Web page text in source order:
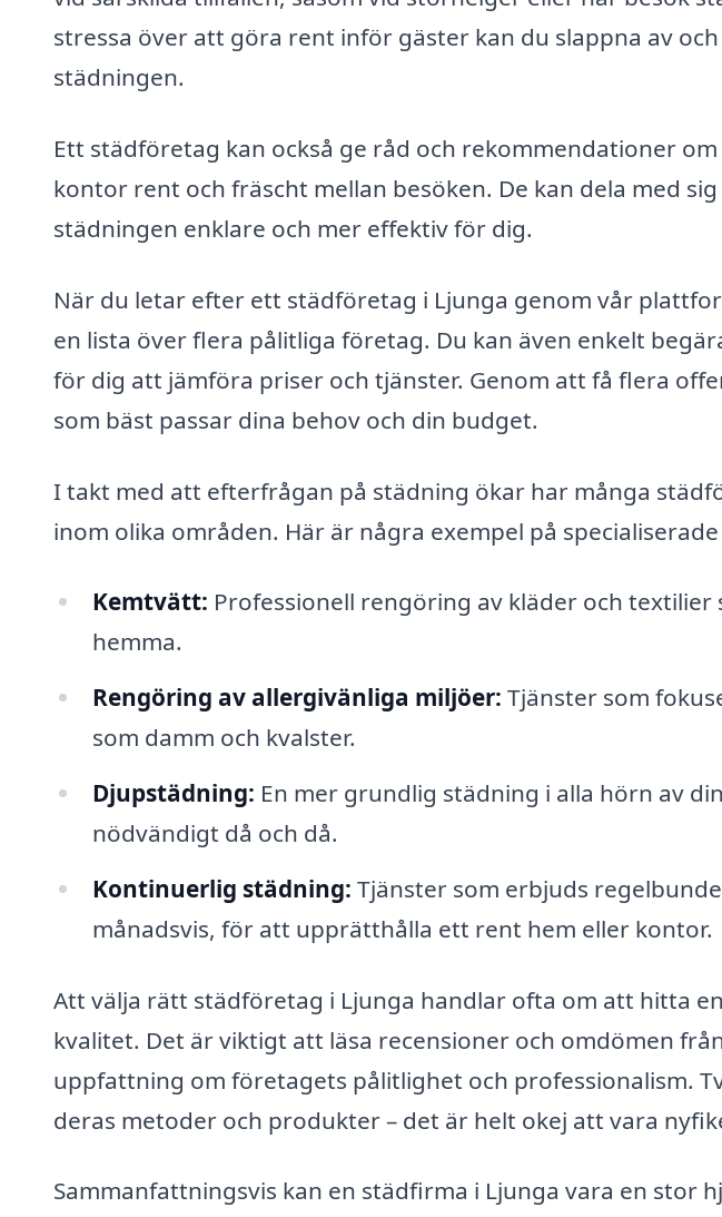
stressa över att göra rent inför gäster kan du slappna av
städningen.
Ett städföretag kan också ge råd och rekommendationer
kontor rent och fräscht mellan besöken. De kan dela med
städningen enklare och mer effektiv för dig.
När du letar efter ett städföretag i Ljunga genom vår
en lista över flera pålitliga företag. Du kan även enkelt
för dig att jämföra priser och tjänster. Genom att få flera
som bäst passar dina behov och din budget.
I takt med att efterfrågan på städning ökar har många
inom olika områden. Här är några exempel på
Kemtvätt: Professionell rengöring av kläder och
hemma.
Rengöring av allergivänliga miljöer: Tjänster som
som damm och kvalster.
Djupstädning: En mer grundlig städning i alla hörn av
nödvändigt då och då.
Kontinuerlig städning: Tjänster som erbjuds
månadsvis, för att upprätthålla ett rent hem eller kontor.
Att välja rätt städföretag i Ljunga handlar ofta om att hitta
kvalitet. Det är viktigt att läsa recensioner och omdömen
uppfattning om företagets pålitlighet och professionalism.
deras metoder och produkter – det är helt okej att vara
Sammanfattningsvis kan en städfirma i Ljunga vara en stor